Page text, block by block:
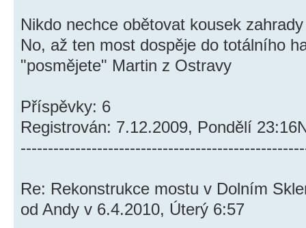
Nikdo nechce obětovat kousek
No, až ten most dospěje do totálního
"posmějete" Martin z Ostravy
Příspěvky: 6
Registrován: 7.12.2009, Pondělí
Re: Rekonstrukce mostu v Dolním
od Andy v 6.4.2010, Úterý 6:57